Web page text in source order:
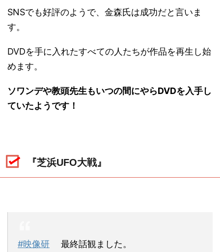
SNSでも好評のようで、金森氏は成功だと言いま
す。
DVDを手に入れたすべての人たちが作品を再生し始
めます。
ソワンデや教頭先生もいつの間にやらDVDを入手し
ていたようです！
『芝浜UFO大戦』
#映像研 最終話観ました。